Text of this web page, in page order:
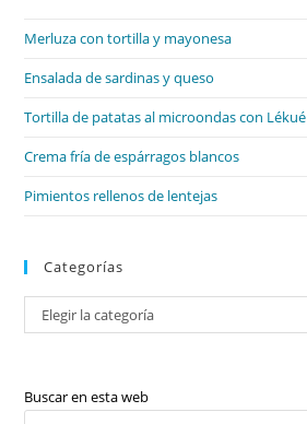
Merluza con tortilla y mayonesa
Ensalada de sardinas y queso
Tortilla de patatas al microondas con Lékué
Crema fría de espárragos blancos
Pimientos rellenos de lentejas
Categorías
Categorías
Elegir la categoría
Buscar en esta web